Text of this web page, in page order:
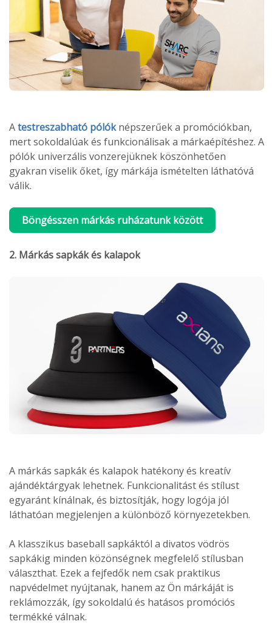
Atestreszabható pólóknépszerűek a promóciókban,
mert sokoldalúak és funkcionálisak a márkaépítéshez. A
pólók univerzális vonzerejüknek köszönhetően
gyakran viselik őket, így márkája ismételten láthatóvá
válik.
Böngésszen márkás ruházatunk között
2. Márkás sapkák és kalapok
A márkás sapkák és kalapok hatékony és kreatív
ajándéktárgyak lehetnek. Funkcionalitást és stílust
egyaránt kínálnak, és biztosítják, hogy logója jól
láthatóan megjelenjen a különböző környezetekben.
A klasszikus baseball sapkáktól a divatos vödrös
sapkákig minden közönségnek megfelelő stílusban
választhat. Ezek a fejfedők nem csak praktikus
napvédelmet nyújtanak, hanem az Ön márkáját is
reklámozzák, így sokoldalú és hatásos promóciós
termékké válnak.